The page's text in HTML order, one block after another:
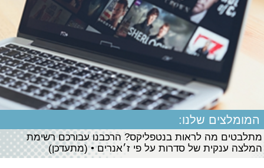
המומלצים שלנו:
מתלבטים מה לראות בנטפליקס? הרכבנו עבורכם רשימת
המלצה ענקית של סדרות על פי ז׳אנרים • (מתעדכן)